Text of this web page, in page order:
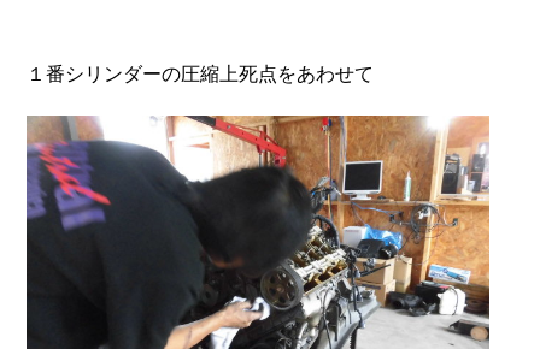
１番シリンダーの圧縮上死点をあわせて